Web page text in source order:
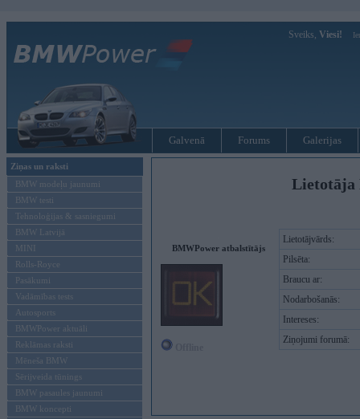
Sveiks, Viesi!
Galvenā Forums Galerijas
Ziņas un raksti
BMW modeļu jaunumi
BMW testi
Tehnoloģijas & sasniegumi
BMW Latvijā
MINI
Rolls-Royce
Pasākumi
Vadāmības tests
Autosports
BMWPower aktuāli
Reklāmas raksti
Mēneša BMW
Sērijveida tūnings
BMW pasaules jaunumi
BMW koncepti
Lietotāja
BMWPower atbalstītājs
Lietotājvārds:
Pilsēta:
Braucu ar:
Nodarbošanās:
Intereses:
Ziņojumi forumā: